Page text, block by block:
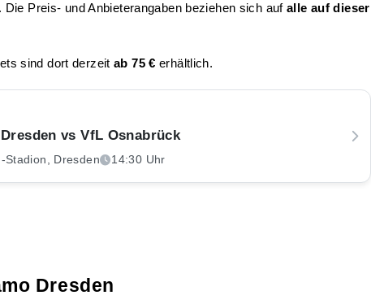
Preis- und Anbieterangaben beziehen sich auf alle auf dieser
sind dort derzeit ab 75 € erhältlich.
vs VfL Osnabrück
Stadion, Dresden 14:30 Uhr
Dresden